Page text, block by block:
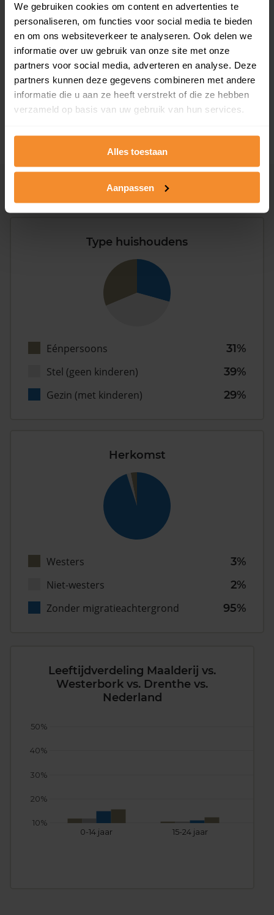
We gebruiken cookies om content en advertenties te
personaliseren, om functies voor social media te bieden
en om ons websiteverkeer te analyseren. Ook delen we
informatie over uw gebruik van onze site met onze
partners voor social media, adverteren en analyse. Deze
partners kunnen deze gegevens combineren met andere
informatie die u aan ze heeft verstrekt of die ze hebben
verzameld op basis van uw gebruik van hun services.
Alles toestaan
Aanpassen
T/m 1945
1946 - 1980
0%
1981 - 2007
100%
Type huishoudens
Eénpersoons
31%
Stel (geen kinderen)
39%
Gezin (met kinderen)
29%
Herkomst
Westers
3%
Niet-westers
2%
Zonder migratieachtergrond
95%
Leeftijdverdeling Maalderij vs.
Westerbork vs. Drenthe vs.
Nederland
0-14 jaar 15-24 jaar
10%
20%
30%
40%
50%